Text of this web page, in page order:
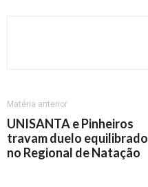
Matéria anterior
UNISANTA e Pinheiros
travam duelo equilibrado
no Regional de Natação